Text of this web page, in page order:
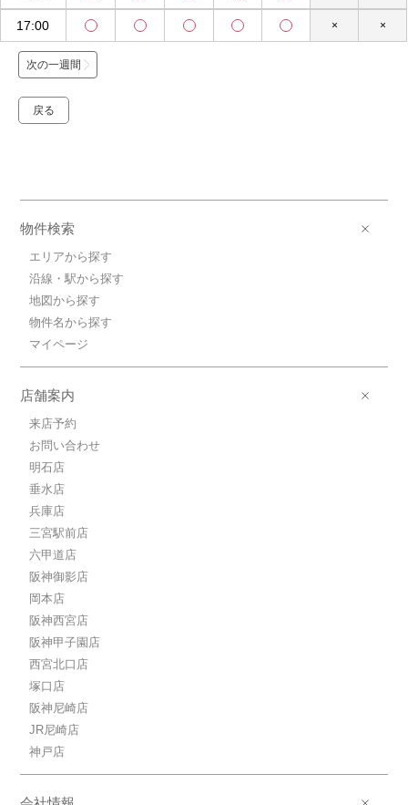
17:00 × ×
次の一週間
戻る
物件検索
エリアから探す
沿線・駅から探す
地図から探す
物件名から探す
マイページ
店舗案内
来店予約
お問い合わせ
明石店
垂水店
兵庫店
三宮駅前店
六甲道店
阪神御影店
岡本店
阪神西宮店
阪神甲子園店
西宮北口店
塚口店
阪神尼崎店
JR尼崎店
神戸店